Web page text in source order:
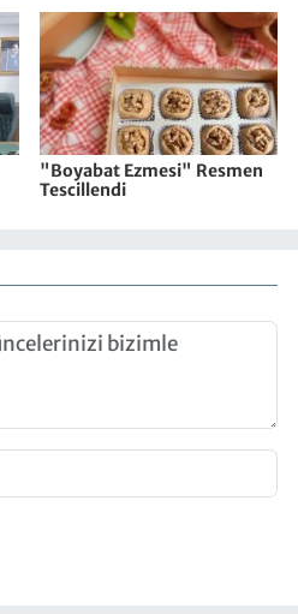
"Boyabat Ezmesi" Resmen
Tescillendi